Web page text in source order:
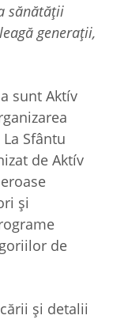
sănătății
generații,
sunt Aktív
Sfântu
de Aktív
și
de
și detalii